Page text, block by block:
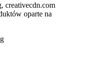
creativecdn.com
oparte na